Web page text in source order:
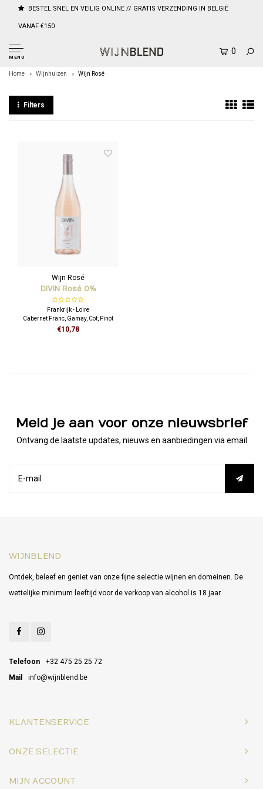
BESTEL SNEL EN VEILIG ONLINE // GRATIS VERZENDING IN BELGIË
VANAF €150
MENU
0
Home Wijnhuizen Wijn Rosé
Filters
Wijn Rosé
DIVIN Rosé 0%
Frankrijk - Loire
Cabernet Franc, Gamay, Cot, Pinot
Noir
€10,78
Meld je aan voor onze nieuwsbrief
Ontvang de laatste updates, nieuws en aanbiedingen via email
WIJNBLEND
Ontdek, beleef en geniet van onze fijne selectie wijnen en domeinen. De
wettelijke minimum leeftijd voor de verkoop van alcohol is 18 jaar.
Telefoon
+32 475 25 25 72
Mail
info@wijnblend.be
KLANTENSERVICE
ONZE SELECTIE
MIJN ACCOUNT